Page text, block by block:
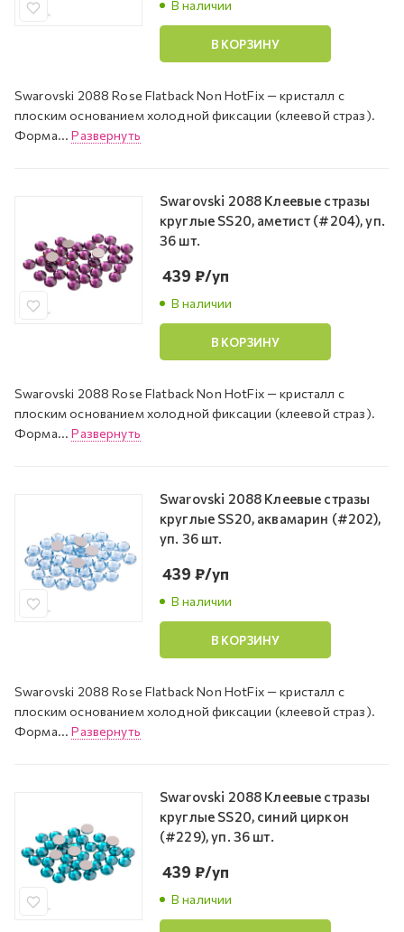
В наличии
В КОРЗИНУ
Swarovski 2088 Rose Flatback Non HotFix — кристалл с
плоским основанием холодной фиксации (клеевой страз).
Форма...Развернуть
Swarovski 2088 Клеевые стразы
круглые SS20, аметист (#204), уп.
36 шт.
В наличии
439 ₽/уп
В КОРЗИНУ
Swarovski 2088 Rose Flatback Non HotFix — кристалл с
плоским основанием холодной фиксации (клеевой страз).
Форма...Развернуть
Swarovski 2088 Клеевые стразы
круглые SS20, аквамарин (#202),
уп. 36 шт.
В наличии
439 ₽/уп
В КОРЗИНУ
Swarovski 2088 Rose Flatback Non HotFix — кристалл с
плоским основанием холодной фиксации (клеевой страз).
Форма...Развернуть
Swarovski 2088 Клеевые стразы
круглые SS20, синий циркон
(#229), уп. 36 шт.
В наличии
439 ₽/уп